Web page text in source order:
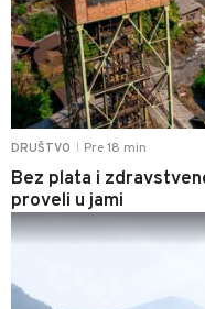
DRUŠTVO Pre 18 min
Bez plata i
proveli u jami